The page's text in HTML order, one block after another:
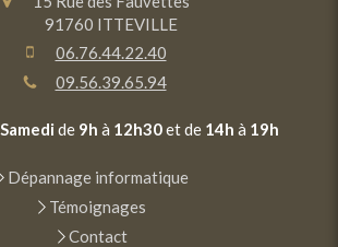
91760 ITTEVILLE
06.76.44.22.40
09.56.39.65.94
Samedi de 9h à 12h30et de 14h à 19h
Dépannage informatique
Témoignages
Contact